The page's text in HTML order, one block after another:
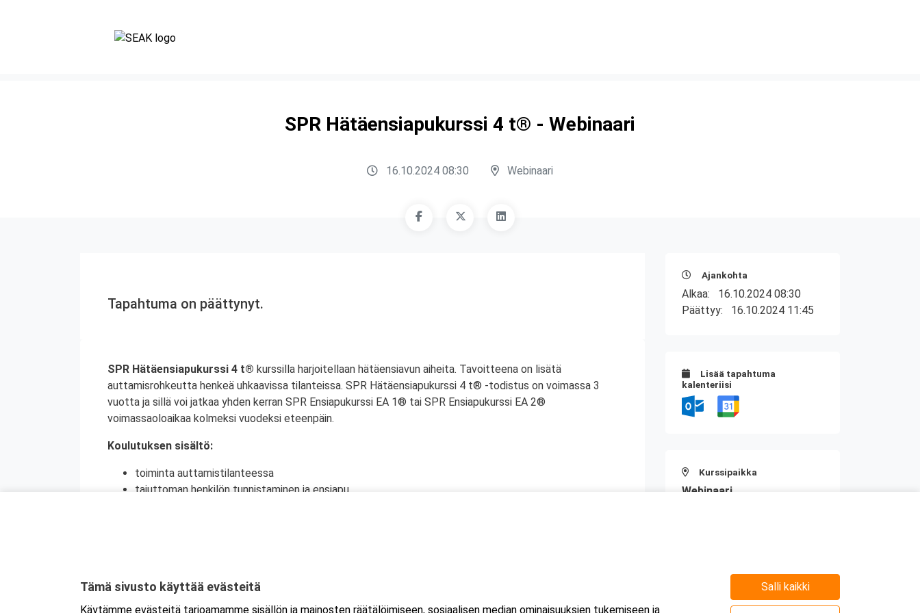
SPR Hätäensiapukurssi 4 t® - Webinaari
16.10.2024 08:30 Webinaari
Tapahtuma on päättynyt.
SPR Hätäensiapukurssi 4 t® kurssilla harjoitellaan hätäensiavun aiheita. Tavoitteena on lisätä
auttamisrohkeutta henkeä uhkaavissa tilanteissa. SPR Hätäensiapukurssi 4 t® -todistus on voimassa 3
vuotta ja sillä voi jatkaa yhden kerran SPR Ensiapukurssi EA 1® tai SPR Ensiapukurssi EA 2®
voimassaoloaikaa kolmeksi vuodeksi eteenpäin.
Koulutuksen sisältö:
toiminta auttamistilanteessa
tajuttoman henkilön tunnistaminen ja ensiapu
Ajankohta
Alkaa: 16.10.2024 08:30
Päättyy: 16.10.2024 11:45
Lisää tapahtuma
kalenteriisi
Kurssipaikka
Webinaari
Tämä sivusto käyttää evästeitä
Käytämme evästeitä tarjoamamme sisällön ja mainosten räätälöimiseen, sosiaalisen median ominaisuuksien tukemiseen ja
Salli kaikki